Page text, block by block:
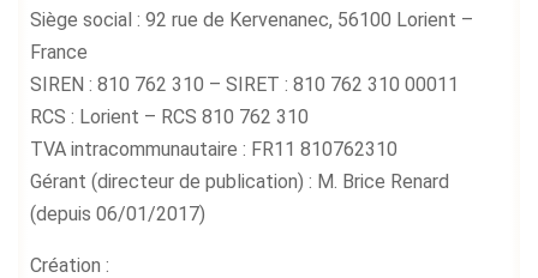
Siège social : 92 rue de Kervenanec, 56100 Lorient –
France
SIREN : 810 762 310 – SIRET : 810 762 310 00011
RCS : Lorient – RCS 810 762 310
TVA intracommunautaire : FR11 810762310
Gérant (directeur de publication) : M. Brice Renard
(depuis 06/01/2017)
Création :